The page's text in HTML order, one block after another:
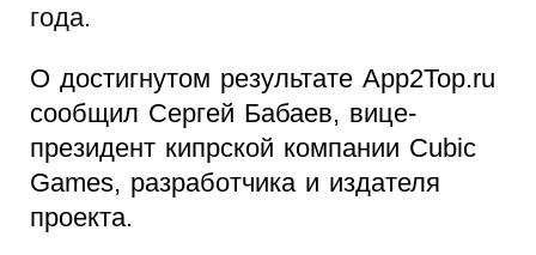
года.
О достигнутом результате App2Top.ru
сообщил Сергей Бабаев, вице-
президент кипрской компании Cubic
Games, разработчика и издателя
проекта.